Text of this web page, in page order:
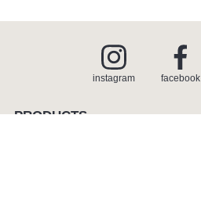
instagram facebook
PRODUCTS